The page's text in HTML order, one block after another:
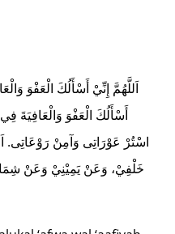
اَللَّهُمَّ إِنِّيْ أَسْأَلُكَ الْعَفْوَ
أَسْأَلُكَ الْعَفْوَ وَالْعَافِيَةَ
اسْتُرْ عَوْرَاتِى وَآمِنْ
خَلْفِيْ، وَعَنْ يَمِيْنِيْ وَعَنْ